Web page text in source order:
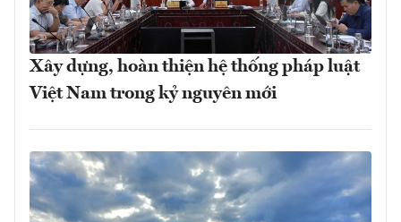
Xây dựng, hoàn thiện hệ thống pháp luật
Việt Nam trong kỷ nguyên mới